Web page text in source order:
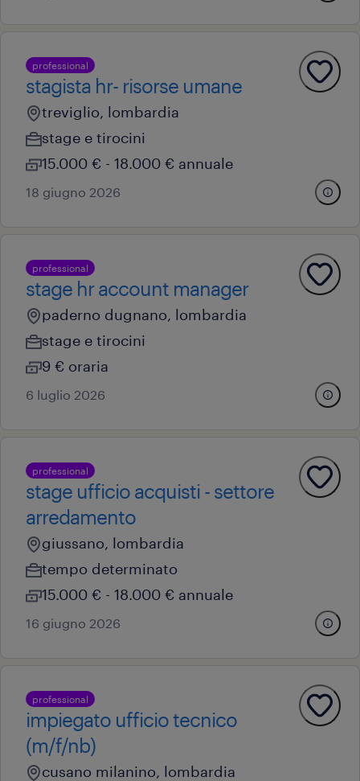
professional
stagista hr- risorse umane
treviglio, lombardia
stage e tirocini
15.000 € - 18.000 € annuale
18 giugno 2026
professional
stage hr account manager
paderno dugnano, lombardia
stage e tirocini
9 € oraria
6 luglio 2026
professional
stage ufficio acquisti - settore
arredamento
giussano, lombardia
tempo determinato
15.000 € - 18.000 € annuale
16 giugno 2026
professional
impiegato ufficio tecnico
(m/f/nb)
cusano milanino, lombardia